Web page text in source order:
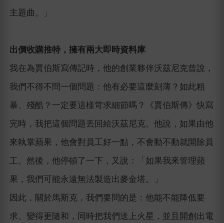
主題曲。」
出價收購推特，擁有兩大即時資料庫
我在為賈伯斯寫傳記時，他的創業夥伴沃茲尼克曾說，
我們不得不問一個問題：他有必要這麼刻薄？如此粗
暴、殘酷？一定要這樣苛求細節嗎？《賈伯斯傳》快寫
完時，我把這個問題丟回給沃茲尼克。他說，如果由他
來執掌蘋果，他會對員工好一點，不會動不動就開除員
工。然後，他停頓了一下，又說：「如果我來管理蘋
果，我們可能永遠無法製造出麥金塔。」
因此，關於馬斯克，我們要問的是：他能不能降低要
求、變得更隨和，同時把我們送上火星，並且開創出電